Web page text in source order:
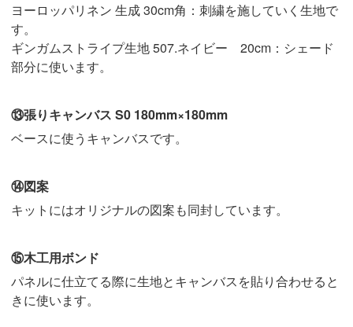
ヨーロッパリネン 生成 30cm角：刺繍を施していく生地で
す。
ギンガムストライプ生地 507.ネイビー 20cm：シェード
部分に使います。
⑬張りキャンバス S0 180mm×180mm
ベースに使うキャンバスです。
⑭図案
キットにはオリジナルの図案も同封しています。
⑮木工用ボンド
パネルに仕立てる際に生地とキャンバスを貼り合わせると
きに使います。